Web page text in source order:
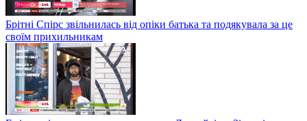
Брітні Спірс звільнилась від опіки батька та подякувала за це
своїм прихильникам